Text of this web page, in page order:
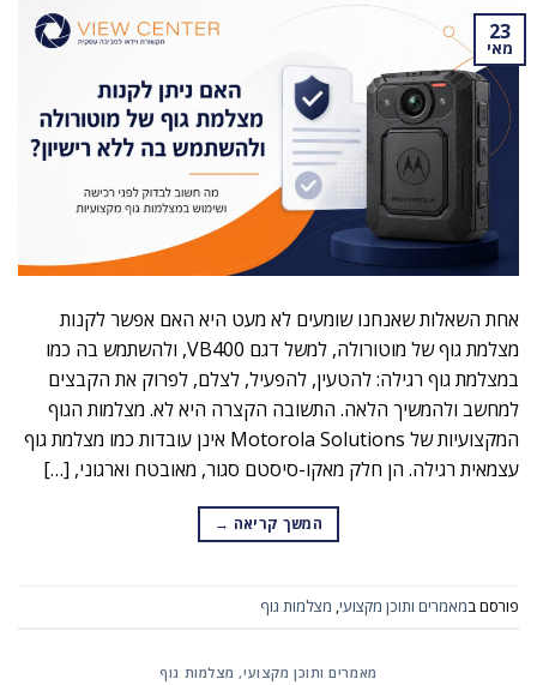
23
מאי
אחת השאלות שאנחנו שומעים לא מעט היא האם אפשר לקנות
מצלמת גוף של מוטורולה, למשל דגם VB400, ולהשתמש בה כמו
במצלמת גוף רגילה: להטעין, להפעיל, לצלם, לפרוק את הקבצים
למחשב ולהמשיך הלאה. התשובה הקצרה היא לא. מצלמות הגוף
המקצועיות של Motorola Solutions אינן עובדות כמו מצלמת גוף
עצמאית רגילה. הן חלק מאקו-סיסטם סגור, מאובטח וארגוני, […]
המשך קריאה →
פורסם במאמרים ותוכן מקצועי, מצלמות גוף
מאמרים ותוכן מקצועי, מצלמות גוף